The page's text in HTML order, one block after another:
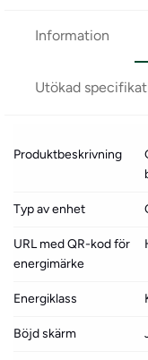
Information
Utökad
Produktbeskrivning
Typ av enhet
URL med QR-kod för
energimärke
Energiklass
Böjd skärm